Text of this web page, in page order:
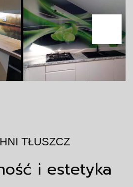
TŁUSZCZ
i estetyka